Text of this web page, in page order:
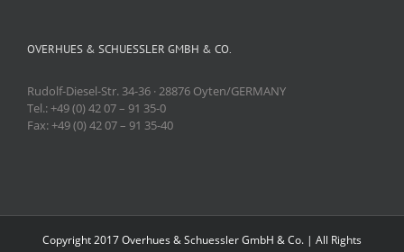
OVERHUES & SCHUESSLER GMBH & CO.
Rudolf-Diesel-Str. 34-36 · 28876 Oyten/GERMANY
Tel.: +49 (0) 42 07 – 91 35-0
Fax: +49 (0) 42 07 – 91 35-40
Copyright 2017 Overhues & Schuessler GmbH & Co. | All Rights